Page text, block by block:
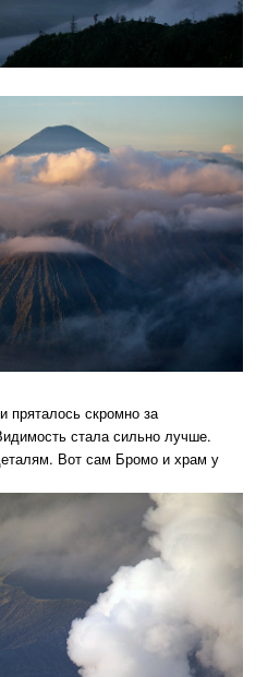
пряталось скромно за
стала сильно лучше.
Вот сам Бромо и храм у